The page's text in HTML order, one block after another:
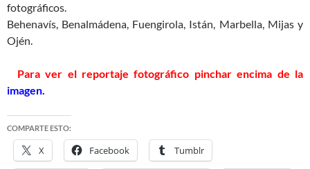
fotográficos.
Be­henavís, Benalmádena, Fuengirola, Istán, Marbella, Mijas y
Ojén.
Para ver el reportaje fotográfico pinchar encima de la
imagen.
COMPARTE ESTO:
X Facebook Tumblr